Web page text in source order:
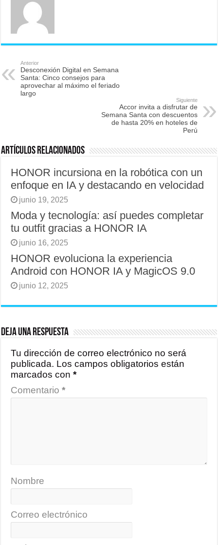
Anterior
Desconexión Digital en Semana
Santa: Cinco consejos para
aprovechar al máximo el feriado
largo
Siguiente
Accor invita a disfrutar de
Semana Santa con descuentos
de hasta 20% en hoteles de
Perú
Artículos relacionados
HONOR incursiona en la robótica con un
enfoque en IA y destacando en velocidad
junio 19, 2025
Moda y tecnología: así puedes completar
tu outfit gracias a HONOR IA
junio 16, 2025
HONOR evoluciona la experiencia
Android con HONOR IA y MagicOS 9.0
junio 12, 2025
Deja una respuesta
Tu dirección de correo electrónico no será
publicada. Los campos obligatorios están
marcados con*
Comentario*
Nombre
Correo electrónico